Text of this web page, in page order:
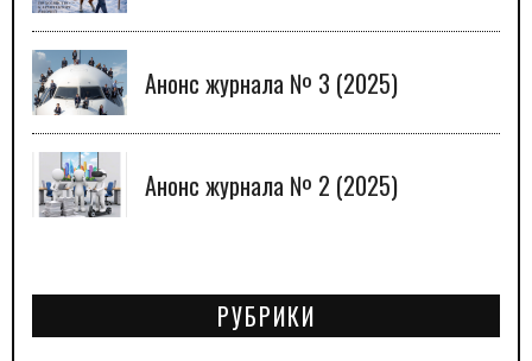
Анонс журнала № 3 (2025)
Анонс журнала № 2 (2025)
РУБРИКИ